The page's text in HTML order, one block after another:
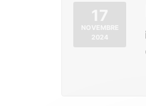
17
NOVEMBRE
2024